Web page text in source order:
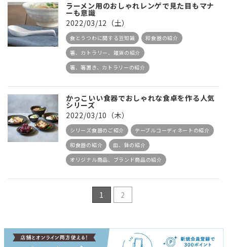
ラーメン用のおしゃれレンゲで見た目もマナ
ーも意識
2022/03/12（土）
食とうつわに関する豆知識
和食器の紹介
箸、カトラリー、雑貨の紹介
箸、箸置き、カトラリーの紹介
かっこいい食器でおしゃれな食卓を作る人気
シリーズ
2022/03/10（木）
シリーズ食器のご紹介
テーブルコーディネートの紹介
和食器の紹介
皿、鉢の紹介
オリジナル商品、ブランド商品の紹介
1 2